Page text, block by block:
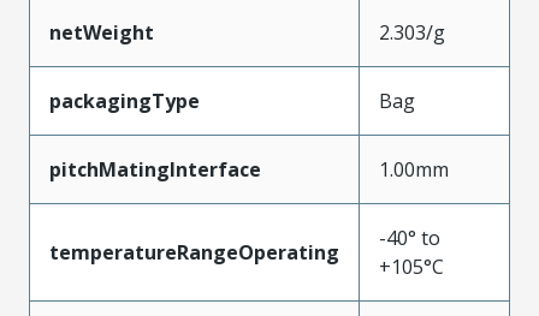
netWeight 2.303/g
packagingType Bag
pitchMatingInterface 1.00mm
temperatureRangeOperating
-40° to
+105°C